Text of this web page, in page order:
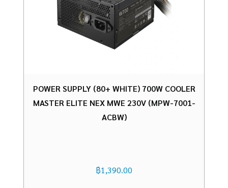
POWER SUPPLY (80+ WHITE) 700W COOLER
MASTER ELITE NEX MWE 230V (MPW-7001-
ACBW)
฿1,390.00